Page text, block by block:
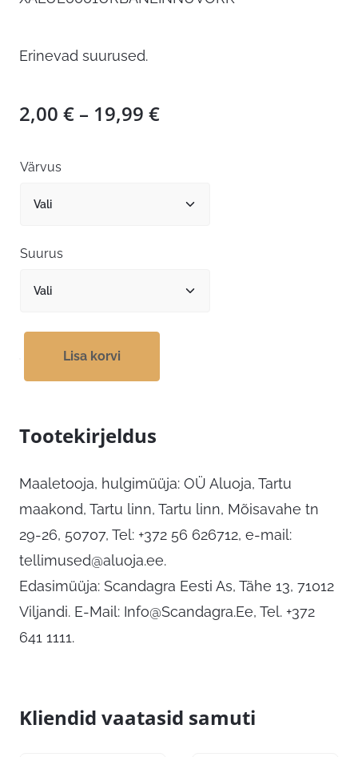
Erinevad suurused.
2,00 € – 19,99 €Hinnavahemik:
Värvus
Suurus
Lisa korvi
Tootekirjeldus
Maaletooja, hulgimüüja: OÜ Aluoja, Tartu
maakond, Tartu linn, Tartu linn, Mõisavahe tn
29-26, 50707, Tel: +372 56 626712, e-mail:
tellimused@aluoja.ee.
Edasimüüja: Scandagra Eesti As, Tähe 13, 71012
Viljandi. E-Mail: Info@Scandagra.Ee, Tel. +372
641 1111.
Kliendid vaatasid samuti